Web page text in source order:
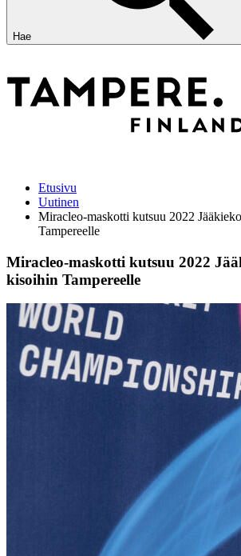
Hae
Etusivu
Uutinen
Miracleo-maskotti kutsuu 2022
Tampereelle
Miracleo-maskotti kutsuu 2022
kisoihin Tampereelle